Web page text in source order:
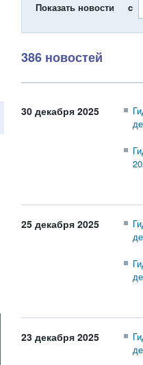
Показать новости c
386 новостей
30 декабря 2025
25 декабря 2025
23 декабря 2025